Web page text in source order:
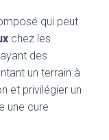
qui peut
chez les
des
un terrain à
et privilégier un
une cure